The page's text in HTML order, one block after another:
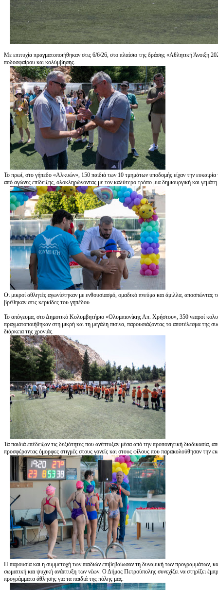
Με επιτυχία πραγματοποιήθηκαν στις 6/6/26, στο πλαίσιο της δράσης «Αθλητική Άνοιξη
ποδοσφαίρου και κολύμβησης.
Το πρωί, στο γήπεδο «Αλκυών», 150 παιδιά των 10 τμημάτων υποδομής είχαν την ευκαιρία
από αγώνες επίδειξης, ολοκληρώνοντας με τον καλύτερο τρόπο μια δημιουργική και γεμάτη
Οι μικροί αθλητές αγωνίστηκαν με ενθουσιασμό, ομαδικό πνεύμα και άμιλλα,
βρέθηκαν στις κερκίδες του γηπέδου.
Το απόγευμα, στο Δημοτικό Κολυμβητήριο «Ολυμπιονίκης Απ. Χρήστου», 350 νεαροί
πραγματοποιήθηκαν στη μικρή και τη μεγάλη πισίνα, παρουσιάζοντας το αποτέλεσμα της
διάρκεια της χρονιάς.
Τα παιδιά επέδειξαν τις δεξιότητες που ανέπτυξαν μέσα από την προπονητική διαδικασία,
προσφέροντας όμορφες στιγμές στους γονείς και στους φίλους που παρακολούθησαν την
Η παρουσία και η συμμετοχή των παιδιών επιβεβαίωσαν τη δυναμική των προγραμμάτων,
σωματική και ψυχική ανάπτυξη των νέων. Ο Δήμος Πετρούπολης συνεχίζει να στηρίζει
προγράμματα άθλησης για τα παιδιά της πόλης μας.